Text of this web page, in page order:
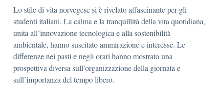
Lo stile di vita norvegese si è rivelato affascinante per gli
studenti italiani. La calma e la tranquillità della vita quotidiana,
unita all’innovazione tecnologica e alla sostenibilità
ambientale, hanno suscitato ammirazione e interesse. Le
differenze nei pasti e negli orari hanno mostrato una
prospettiva diversa sull’organizzazione della giornata e
sull’importanza del tempo libero.